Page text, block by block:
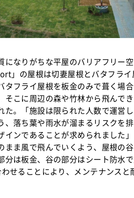
になりがちな平屋のバリアフリー
」の屋根は切妻屋根とバタフラ
タフライ屋根を板金のみで葺く場
そこに周辺の森や竹林から飛んで
た。「施設は限られた人数で運営
、落ち葉や雨水が溜まるリスクを
インであることが求められました
まま風で飛んでいくよう、屋根の
分は板金、谷の部分はシート防水
せることにより、メンテナンス